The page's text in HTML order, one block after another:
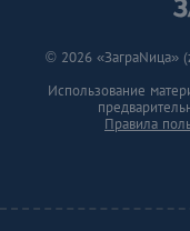
© 2026 «ЗаграNица»
Использование
Правила